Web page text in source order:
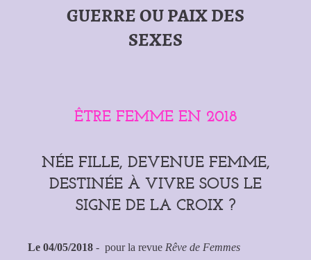
GUERRE OU PAIX DES
SEXES
ÊTRE FEMME EN 2018
NÉE FILLE, DEVENUE FEMME,
DESTINÉE À VIVRE SOUS LE
SIGNE DE LA CROIX ?
Le 04/05/2018 - pour la revueRêve de Femmes